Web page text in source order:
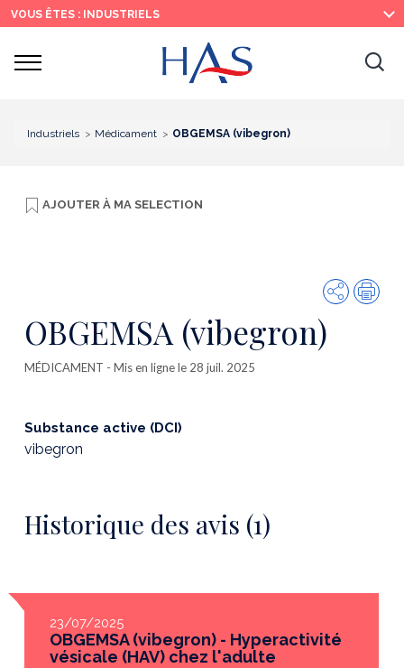
Recherche
Menu
principal
Contenu
principal
VOUS ÊTES : INDUSTRIELS
Ouvrir
Industriels Médicament OBGEMSA (vibegron)
AJOUTER À MA SELECTION
Partager
OBGEMSA (vibegron)
MÉDICAMENT - Mis en ligne le 28 juil. 2025
Substance active (DCI)
vibegron
Historique des avis (1)
23/07/2025
OBGEMSA (vibegron) - Hyperactivité
vésicale (HAV) chez l'adulte